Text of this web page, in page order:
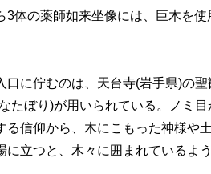
体の薬師如来坐像には、巨木を使
に佇むのは、天台寺(岩手県)の
たぼり)が用いられている。ノミ
る信仰から、木にこもった神様や
に立つと、木々に囲まれているよ